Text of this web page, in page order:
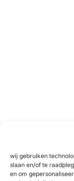
wij gebruiken
slaan en/of te
en om